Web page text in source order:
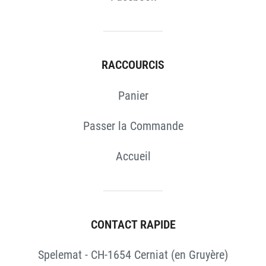
RACCOURCIS
Panier
Passer la Commande
Accueil
CONTACT RAPIDE
Spelemat - CH-1654 Cerniat (en Gruyère)